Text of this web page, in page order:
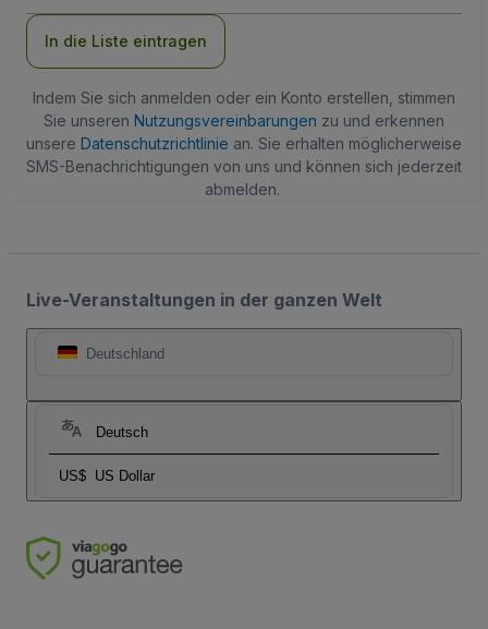
In die Liste eintragen
Indem Sie sich anmelden oder ein Konto erstellen, stimmen
Sie unseren Nutzungsvereinbarungen zu und erkennen
unsere Datenschutzrichtlinie an. Sie erhalten möglicherweise
SMS-Benachrichtigungen von uns und können sich jederzeit
abmelden.
Live-Veranstaltungen in der ganzen Welt
Deutschland
Deutsch
US$ US Dollar